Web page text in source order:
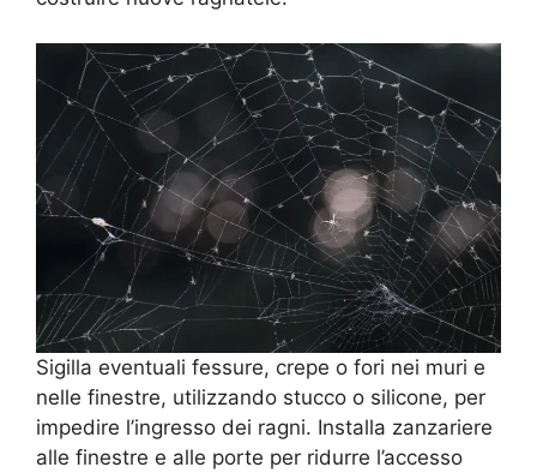
Sigilla eventuali fessure, crepe o fori nei muri e
nelle finestre, utilizzando stucco o silicone, per
impedire l’ingresso dei ragni. Installa zanzariere
alle finestre e alle porte per ridurre l’accesso